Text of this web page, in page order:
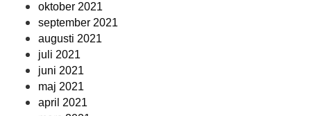
oktober 2021
september 2021
augusti 2021
juli 2021
juni 2021
maj 2021
april 2021